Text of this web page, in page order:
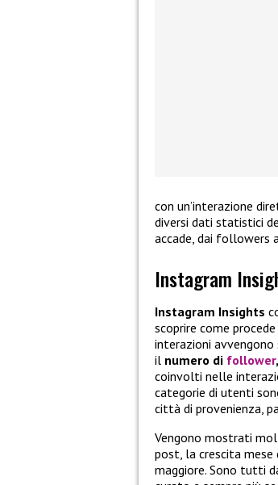
con un’interazione
diversi dati statistici
accade, dai followers
Instagram
Instagram Insights
scoprire come
interazioni avvengono
il numero di follower,
coinvolti nelle
categorie di utenti
città di provenienza,
Vengono mostrati
post, la crescita
maggiore. Sono tutti